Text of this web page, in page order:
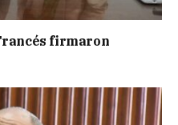
firmaron